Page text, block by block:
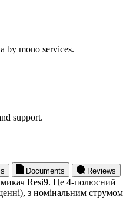
by mono services.
support.
Documents Reviews
Resi9. Це 4-полюсний
з номінальним струмом